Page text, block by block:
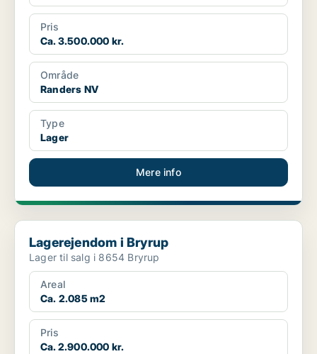
Pris
Ca. 3.500.000 kr.
Område
Randers NV
Type
Lager
Mere info
Lagerejendom i Bryrup
Lagerejendom i Bryrup
Lager til salg i 8654 Bryrup
Areal
Ca. 2.085 m2
Pris
Ca. 2.900.000 kr.